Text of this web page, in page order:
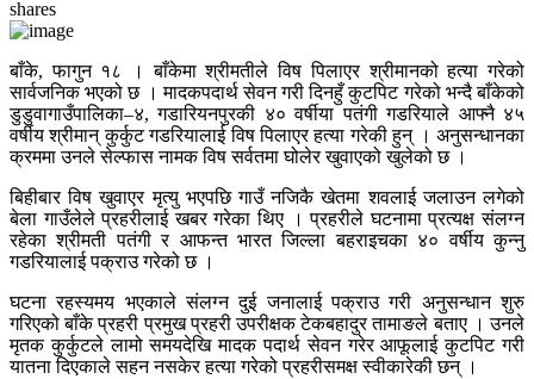
shares
बाँके, फागुन १८ । बाँकेमा श्रीमतीले विष पिलाएर श्रीमानको हत्या गरेको
सार्वजनिक भएको छ । मादकपदार्थ सेवन गरी दिनहुँ कुटपिट गरेको भन्दै बाँकेको
डुडुवागाउँपालिका–४, गडारियनपुरकी ४० वर्षीया पतंगी गडरियाले आफ्नै ४५
वर्षीय श्रीमान् कुर्कुट गडरियालाई विष पिलाएर हत्या गरेकी हुन् । अनुसन्धानका
क्रममा उनले सेल्फास नामक विष सर्वतमा घोलेर खुवाएको खुलेको छ ।
बिहीबार विष खुवाएर मृत्यु भएपछि गाउँ नजिकै खेतमा शवलाई जलाउन लगेको
बेला गाउँलेले प्रहरीलाई खबर गरेका थिए । प्रहरीले घटनामा प्रत्यक्ष संलग्न
रहेका श्रीमती पतंगी र आफन्त भारत जिल्ला बहराइचका ४० वर्षीय कुन्नु
गडरियालाई पक्राउ गरेको छ ।
घटना रहस्यमय भएकाले संलग्न दुई जनालाई पक्राउ गरी अनुसन्धान शुरु
गरिएको बाँके प्रहरी प्रमुख प्रहरी उपरीक्षक टेकबहादुर तामाङले बताए । उनले
मृतक कुर्कुटले लामो समयदेखि मादक पदार्थ सेवन गरेर आफूलाई कुटपिट गरी
यातना दिएकाले सहन नसकेर हत्या गरेको प्रहरीसमक्ष स्वीकारेकी छन् ।